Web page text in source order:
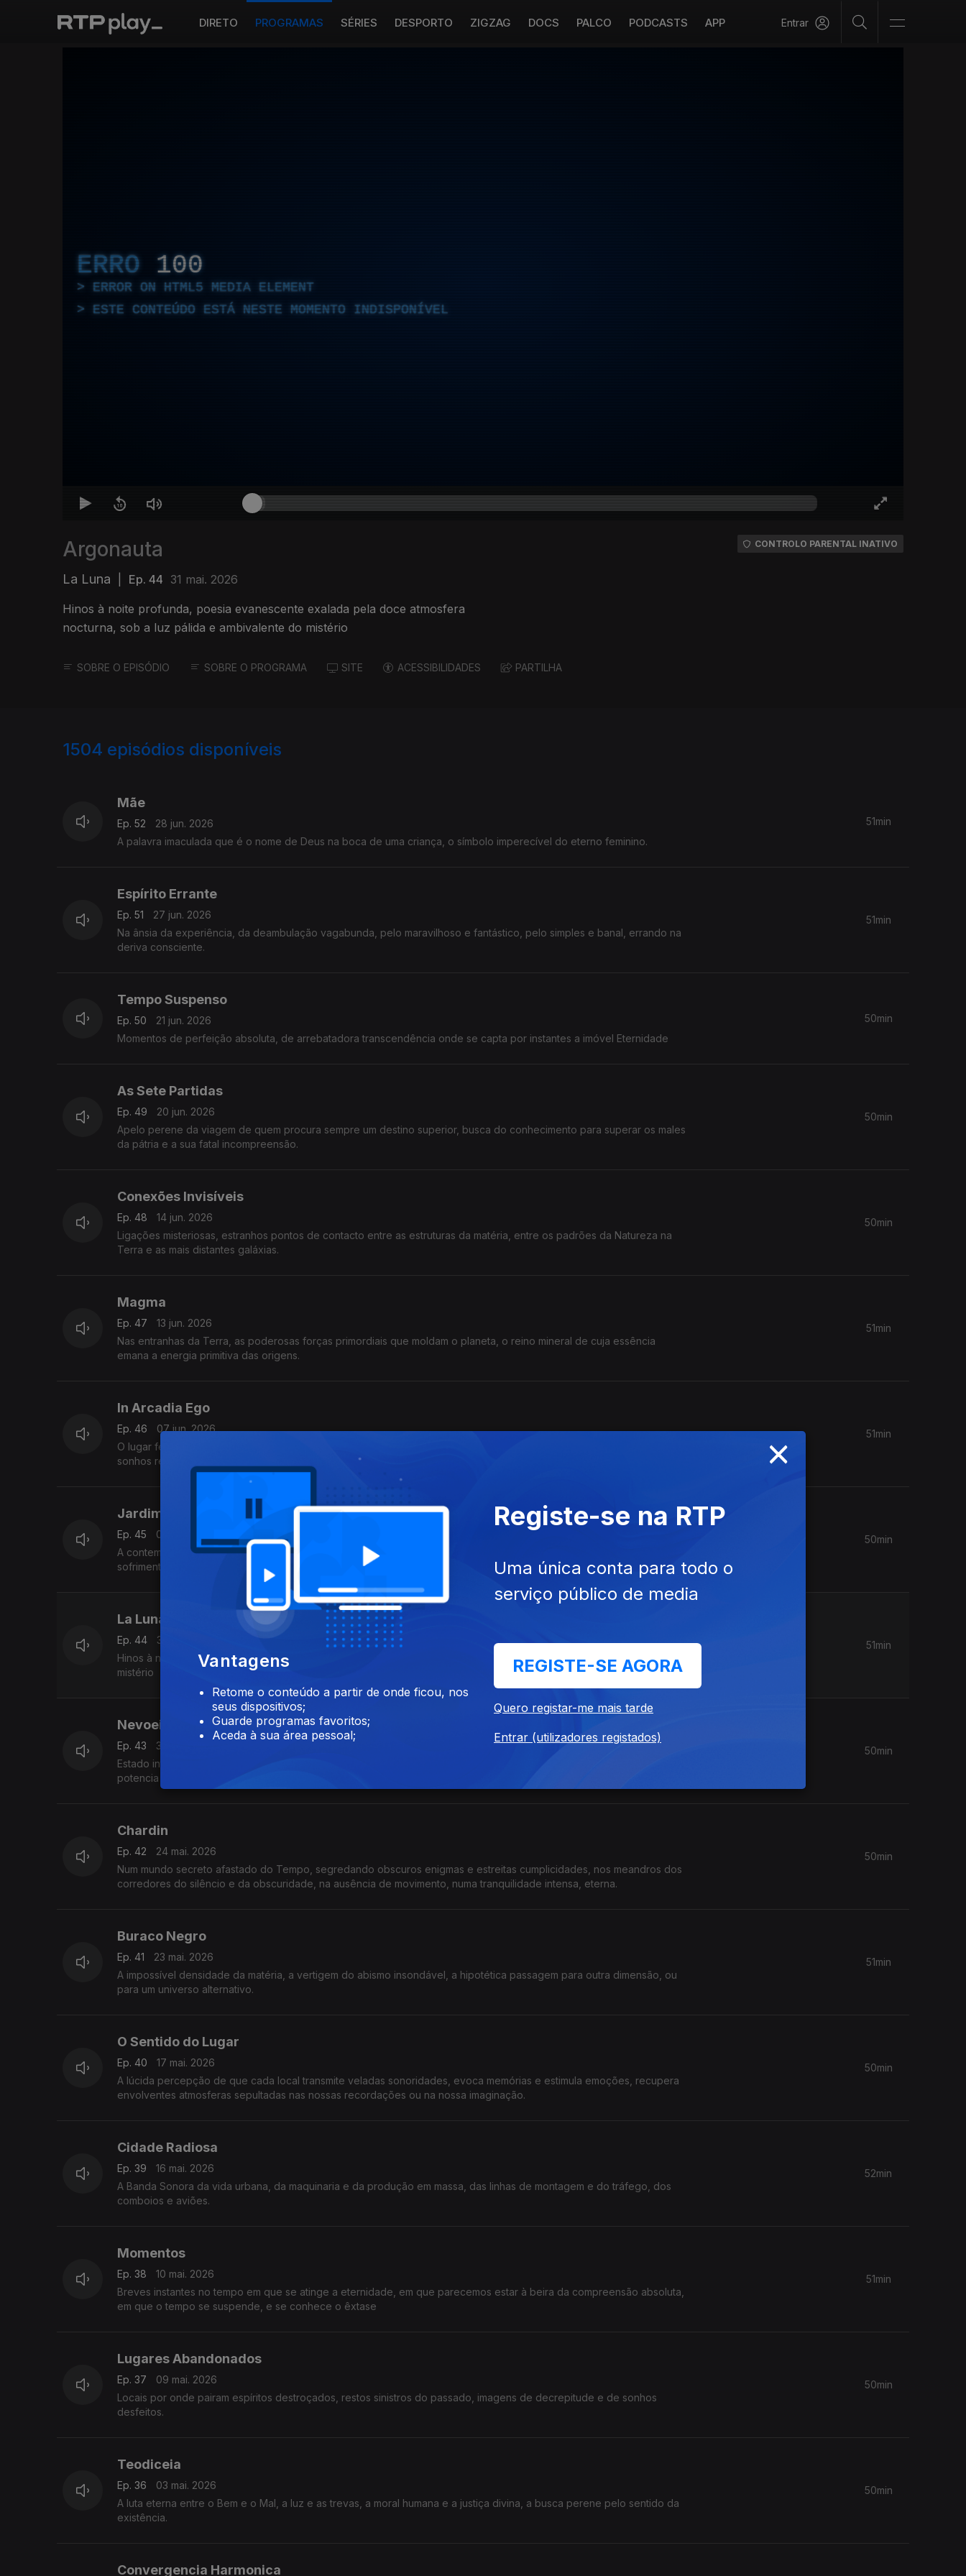
DIRETO PROGRAMAS SÉRIES DESPORTO ZIGZAG DOCS PALCO PODCASTS APP Entrar
ERRO 100
ERROR ON HTML5 MEDIA ELEMENT
ESTE CONTEÚDO ESTÁ NESTE MOMENTO INDISPONÍVEL
Argonauta
La Luna Ep. 44 31 mai. 2026
Hinos à noite profunda, poesia evanescente exalada pela doce atmosfera
nocturna, sob a luz pálida e ambivalente do mistério
CONTROLO PARENTAL INATIVO
SOBRE O EPISÓDIO SOBRE O PROGRAMA SITE ACESSIBILIDADES PARTILHA
1504 episódios disponíveis
Mãe
Ep. 52
28 jun. 2026
A palavra imaculada que é o nome de Deus na boca de uma criança, o símbolo imperecível do eterno feminino.
51min
Espírito Errante
Ep. 51
27 jun. 2026
Na ânsia da experiência, da deambulação vagabunda, pelo maravilhoso e fantástico, pelo simples e banal, errando na
deriva consciente.
51min
Tempo Suspenso
Ep. 50
21 jun. 2026
Momentos de perfeição absoluta, de arrebatadora transcendência onde se capta por instantes a imóvel Eternidade
50min
As Sete Partidas
Ep. 49
20 jun. 2026
Apelo perene da viagem de quem procura sempre um destino superior, busca do conhecimento para superar os males
da pátria e a sua fatal incompreensão.
50min
Conexões Invisíveis
Ep. 48
14 jun. 2026
Ligações misteriosas, estranhos pontos de contacto entre as estruturas da matéria, entre os padrões da Natureza na
Terra e as mais distantes galáxias.
50min
Magma
Ep. 47
13 jun. 2026
Nas entranhas da Terra, as poderosas forças primordiais que moldam o planeta, o reino mineral de cuja essência
emana a energia primitiva das origens.
51min
In Arcadia Ego
Ep. 46
07 jun. 2026
O lugar feliz da plenitude, manhãs de borboletas, tardes de flores selvagens, crepúsculos oníricos, noites vibrantes,
sonhos reencontrados
51min
Jardim das Alegrias e Tristezas
Ep. 45
06 jun. 2026
A contemplação da natureza no espaço fechado que define a beleza e a passagem do tempo, a felicidade e o
sofrimento humanos.
50min
La Luna
Ep. 44
31 mai. 2026
Hinos à noite profunda, poesia evanescente exalada pela doce atmosfera nocturna, sob a luz pálida e ambivalente do
mistério
51min
Nevoeiro
Ep. 43
30 mai. 2026
Estado intermédio entre dois mundos, símbolo do isolamento e da incerteza, ambiente estranho e indefinido que
potencia a angústia humana.
50min
Chardin
Ep. 42
24 mai. 2026
Num mundo secreto afastado do Tempo, segredando obscuros enigmas e estreitas cumplicidades, nos meandros dos
corredores do silêncio e da obscuridade, na ausência de movimento, numa tranquilidade intensa, eterna.
50min
Buraco Negro
Ep. 41
23 mai. 2026
A impossível densidade da matéria, a vertigem do abismo insondável, a hipotética passagem para outra dimensão, ou
para um universo alternativo.
51min
O Sentido do Lugar
Ep. 40
17 mai. 2026
A lúcida percepção de que cada local transmite veladas sonoridades, evoca memórias e estimula emoções, recupera
envolventes atmosferas sepultadas nas nossas recordações ou na nossa imaginação.
50min
Cidade Radiosa
Ep. 39
16 mai. 2026
A Banda Sonora da vida urbana, da maquinaria e da produção em massa, das linhas de montagem e do tráfego, dos
comboios e aviões.
52min
Momentos
Ep. 38
10 mai. 2026
Breves instantes no tempo em que se atinge a eternidade, em que parecemos estar à beira da compreensão absoluta,
em que o tempo se suspende, e se conhece o êxtase
51min
Lugares Abandonados
Ep. 37
09 mai. 2026
Locais por onde pairam espíritos destroçados, restos sinistros do passado, imagens de decrepitude e de sonhos
desfeitos.
50min
Teodiceia
Ep. 36
03 mai. 2026
A luta eterna entre o Bem e o Mal, a luz e as trevas, a moral humana e a justiça divina, a busca perene pelo sentido da
existência.
50min
Convergencia Harmonica
×
Vantagens
Retome o conteúdo a partir de onde ficou, nos
seus dispositivos;
Guarde programas favoritos;
Aceda à sua área pessoal;
Registe-se na RTP
Uma única conta para todo o
serviço público de media
REGISTE-SE AGORA
Quero registar-me mais tarde
Entrar (utilizadores registados)